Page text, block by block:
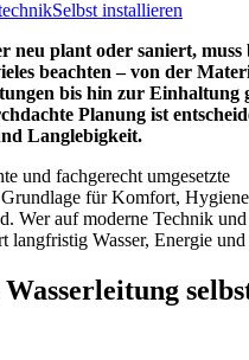
Selbst installieren
neu plant oder saniert, muss
beachten – von der
bis hin zur Einhaltung
Planung ist
Langlebigkeit.
und fachgerecht umgesetzte
für Komfort,
Wer auf moderne Technik
langfristig Wasser, Energie